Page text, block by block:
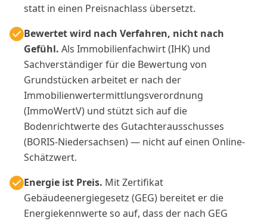
statt in einen Preisnachlass übersetzt.
Bewertet wird nach Verfahren, nicht nach
Gefühl. Als Immobilienfachwirt (IHK) und
Sachverständiger für die Bewertung von
Grundstücken arbeitet er nach der
Immobilienwertermittlungsverordnung
(ImmoWertV) und stützt sich auf die
Bodenrichtwerte des Gutachterausschusses
(BORIS-Niedersachsen) — nicht auf einen Online-
Schätzwert.
Energie ist Preis. Mit Zertifikat
Gebäudeenergiegesetz (GEG) bereitet er die
Energiekennwerte so auf, dass der nach GEG